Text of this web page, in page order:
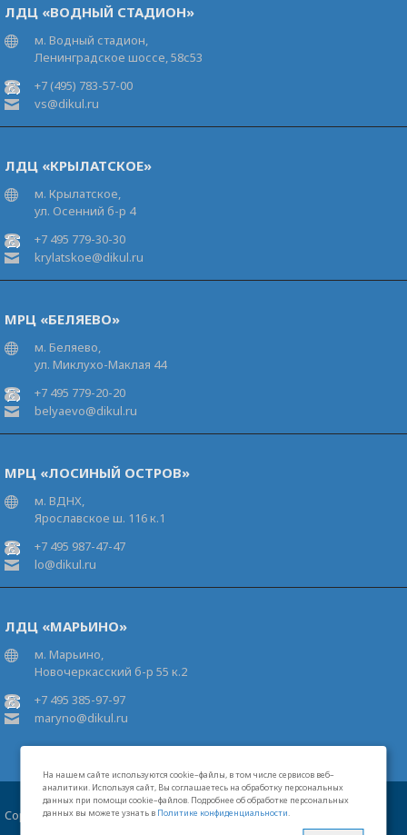
На нашем сайте используются cookie–файлы, в том числе сервисов веб–
аналитики. Используя сайт, Вы соглашаетесь на обработку персональных
данных при помощи cookie–файлов. Подробнее об обработке персональных
данных вы можете узнать в Политике конфиденциальности.
ЛДЦ «ВОДНЫЙ СТАДИОН»
м. Водный стадион,
Ленинградское шоссе, 58с53
+7 (495) 783-57-00
vs@dikul.ru
ЛДЦ «КРЫЛАТСКОЕ»
м. Крылатское,
ул. Осенний б-р 4
+7 495 779-30-30
krylatskoe@dikul.ru
МРЦ «БЕЛЯЕВО»
м. Беляево,
ул. Миклухо-Маклая 44
+7 495 779-20-20
belyaevo@dikul.ru
МРЦ «ЛОСИНЫЙ ОСТРОВ»
м. ВДНХ,
Ярославское ш. 116 к.1
+7 495 987-47-47
lo@dikul.ru
ЛДЦ «МАРЬИНО»
м. Марьино,
Новочеркасский б-р 55 к.2
+7 495 385-97-97
maryno@dikul.ru
Copyright 2026 Московские центры В.И.Дикуля®